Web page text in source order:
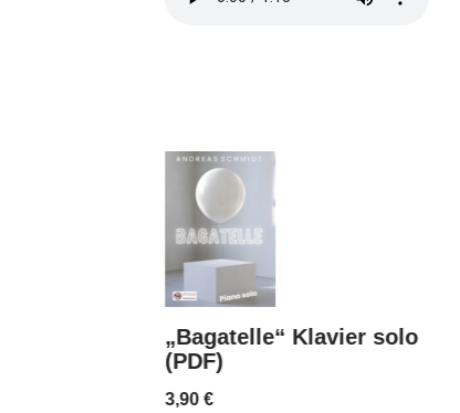
„Bagatelle“ Klavier solo
(PDF)
3,90€